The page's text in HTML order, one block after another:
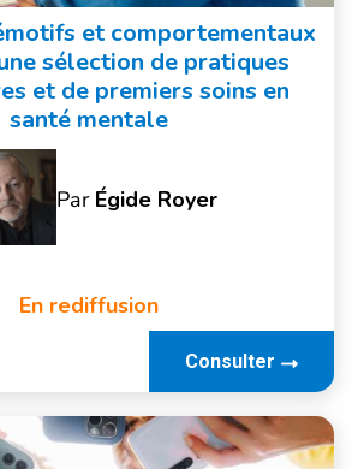
et comportementaux
sélection de pratiques
et de premiers soins en
santé mentale
Par Égide Royer
En rediffusion
Consulter